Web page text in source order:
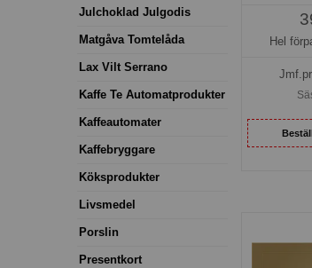
Julchoklad Julgodis
Matgåva Tomtelåda
Lax Vilt Serrano
Kaffe Te Automatprodukter
Kaffeautomater
Kaffebryggare
Köksprodukter
Livsmedel
Porslin
Presentkort
Hel